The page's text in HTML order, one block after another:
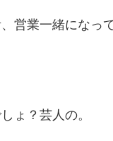
営業一緒になっ
ょ？芸人の。